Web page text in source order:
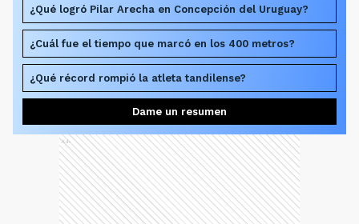
¿Qué logró Pilar Arecha en Concepción del Uruguay?
¿Cuál fue el tiempo que marcó en los 400 metros?
¿Qué récord rompió la atleta tandilense?
Dame un resumen
Ads